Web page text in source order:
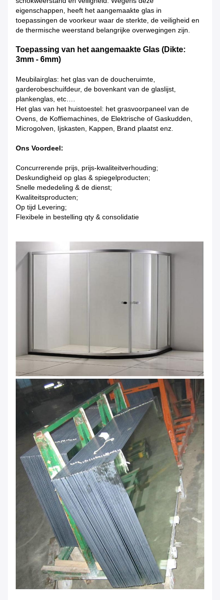
eigenschappen, heeft het aangemaakte glas in
toepassingen de voorkeur waar de sterkte, de veiligheid en
de thermische weerstand belangrijke overwegingen zijn.
Toepassing van het aangemaakte Glas (Dikte:
3mm - 6mm)
Meubilairglas: het glas van de doucheruimte,
garderobeschuifdeur, de bovenkant van de glaslijst,
plankenglas, etc….
Het glas van het huistoestel: het grasvoorpaneel van de
Ovens, de Koffiemachines, de Elektrische of Gaskudden,
Microgolven, Ijskasten, Kappen, Brand plaatst enz.
Ons Voordeel:
Concurrerende prijs, prijs-kwaliteitverhouding;
Deskundigheid op glas & spiegelproducten;
Snelle mededeling & de dienst;
Kwaliteitsproducten;
Op tijd Levering;
Flexibele in bestelling qty & consolidatie